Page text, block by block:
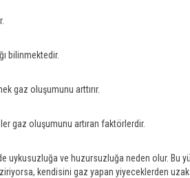
bilinmektedir.
gaz oluşumunu arttırır.
gaz oluşumunu artıran faktörlerdir.
ve huzursuzluğa neden olur. Bu
kendisini gaz yapan yiyeceklerden uzak